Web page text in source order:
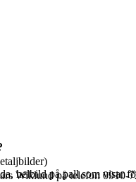
Wiklund på telefon 0910-
helbild på pall som visar